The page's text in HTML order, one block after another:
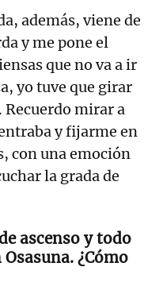
además, viene de
y me pone el
que no va a ir
yo tuve que girar
Recuerdo mirar a
y fijarme en
con una emoción
la grada de
ascenso y todo
¿Cómo